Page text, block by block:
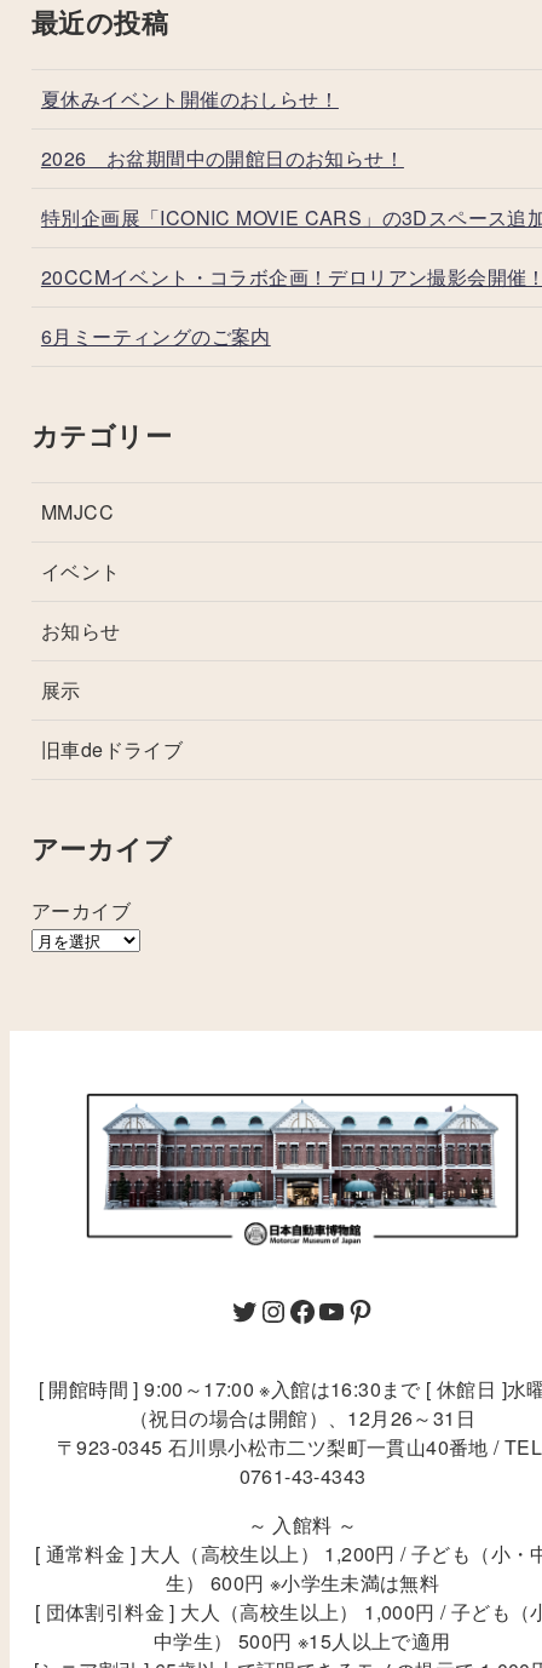
最近の投稿
夏休みイベント開催のおしらせ！
2026 お盆期間中の開館日のお知らせ！
特別企画展「ICONIC MOVIE CARS」の3Dスペース追
20CCMイベント・コラボ企画！デロリアン撮影会開催
6月ミーティングのご案内
カテゴリー
MMJCC
イベント
お知らせ
展示
旧車deドライブ
アーカイブ
アーカイブ
[ 開館時間 ] 9:00～17:00 ※入館は16:30まで [ 休館日 ]水
（祝日の場合は開館）、12月26～31日
〒923-0345 石川県小松市二ツ梨町一貫山40番地 /
0761-43-4343
～ 入館料 ～
[ 通常料金 ] 大人（高校生以上） 1,200円 / 子ども（小・
生） 600円 ※小学生未満は無料
[ 団体割引料金 ] 大人（高校生以上） 1,000円 / 子ども（
中学生） 500円 ※15人以上で適用